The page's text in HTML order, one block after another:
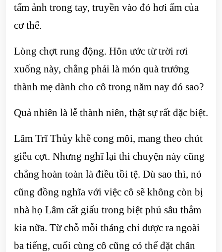
tấm ảnh trong tay, truyền vào đó hơi ấm của
cơ thể.
Lòng chợt rung động. Hôn ước từ trời rơi
xuống này, chẳng phải là món quà trưởng
thành mẹ dành cho cô trong năm nay đó sao?
Quả nhiên là lễ thành niên, thật sự rất đặc biệt.
Lâm Trĩ Thủy khẽ cong môi, mang theo chút
giễu cợt. Nhưng nghĩ lại thì chuyện này cũng
chẳng hoàn toàn là điều tồi tệ. Dù sao thì, nó
cũng đồng nghĩa với việc cô sẽ không còn bị
nhà họ Lâm cất giấu trong biệt phủ sâu thẳm
kia nữa. Từ chỗ mỗi tháng chỉ được ra ngoài
ba tiếng, cuối cùng cô cũng có thể đặt chân